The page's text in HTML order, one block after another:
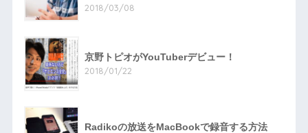
2018/03/08
京野トピオがYouTuberデビュー！
2018/01/22
Radikoの放送をMacBookで録音する方法